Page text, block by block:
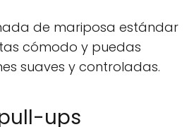
de mariposa estándar
cómodo y puedas
suaves y controladas.
ups